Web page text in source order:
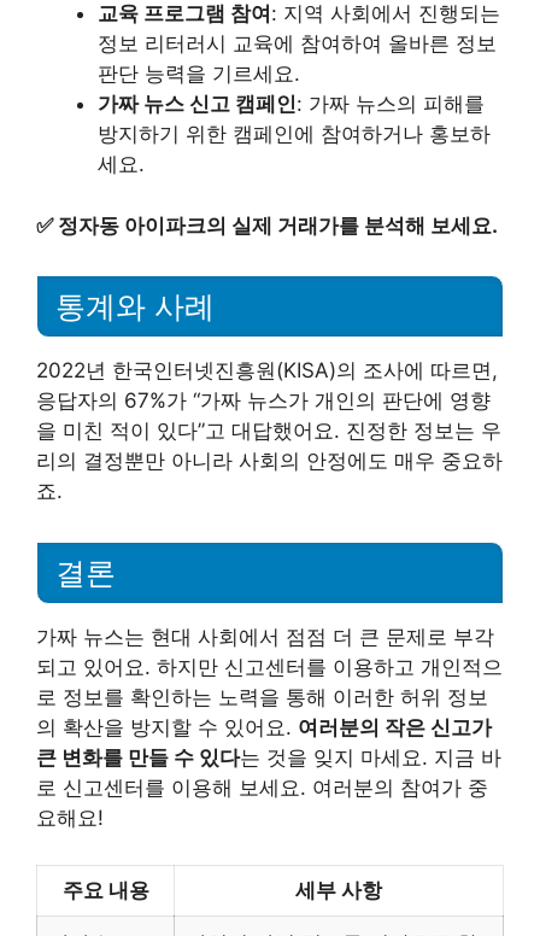
교육 프로그램 참여 : 지역 사회에서 진행되는
정보 리터러시 교육에 참여하여 올바른 정보
판단 능력을 기르세요.
가짜 뉴스 신고 캠페인: 가짜 뉴스의 피해를
방지하기 위한 캠페인에 참여하거나 홍보하
세요.
✅ 정자동 아이파크의 실제 거래가를 분석해 보세요.
통계와 사례
2022년 한국인터넷진흥원(KISA)의 조사에 따르면,
응답자의 67%가 “가짜 뉴스가 개인의 판단에 영향
을 미친 적이 있다”고 대답했어요. 진정한 정보는 우
리의 결정뿐만 아니라 사회의 안정에도 매우 중요하
죠.
결론
가짜 뉴스는 현대 사회에서 점점 더 큰 문제로 부각
되고 있어요. 하지만 신고센터를 이용하고 개인적으
로 정보를 확인하는 노력을 통해 이러한 허위 정보
의 확산을 방지할 수 있어요. 여러분의 작은 신고가
큰 변화를 만들 수 있다는 것을 잊지 마세요. 지금 바
로 신고센터를 이용해 보세요. 여러분의 참여가 중
요해요!
주요 내용 세부 사항